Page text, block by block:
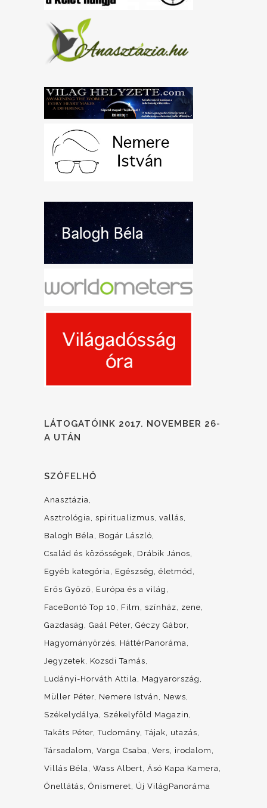
LÁTOGATÓINK 2017. NOVEMBER 26-
A UTÁN
SZÓFELHŐ
Anasztázia
Asztrológia, spiritualizmus, vallás
Balogh Béla
Bogár László
Család és közösségek
Drábik János
Egyéb kategória
Egészség, életmód
Erős Győző
Európa és a világ
FaceBontó Top 10
Film, színház, zene
Gazdaság
Gaál Péter Géczy Gábor
Hagyományörzés
HáttérPanoráma
Jegyzetek
Kozsdi Tamás
Ludányi-Horváth Attila
Magyarország
Müller Péter Nemere István
News
Székelydálya
Székelyföld Magazin
Takáts Péter Tudomány Tájak, utazás
Társadalom
Varga Csaba Vers, irodalom
Villás Béla Wass Albert Ásó Kapa Kamera
Önellátás Önismeret Új VilágPanoráma